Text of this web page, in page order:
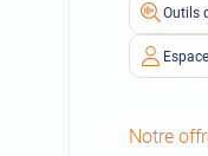
Outils
Notre